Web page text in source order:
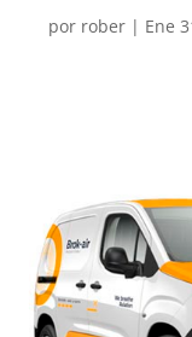
por rober | Ene